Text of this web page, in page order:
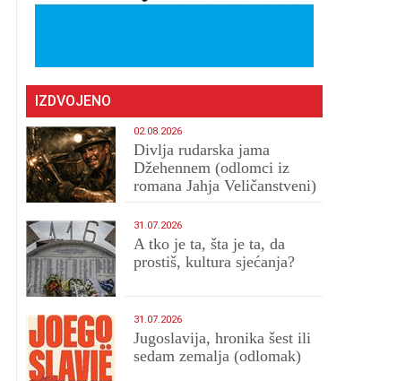
IZDVOJENO
02.08.2026
Divlja rudarska jama
Džehennem (odlomci iz
romana Jahja Veličanstveni)
31.07.2026
A tko je ta, šta je ta, da
prostiš, kultura sjećanja?
31.07.2026
Jugoslavija, hronika šest ili
sedam zemalja (odlomak)